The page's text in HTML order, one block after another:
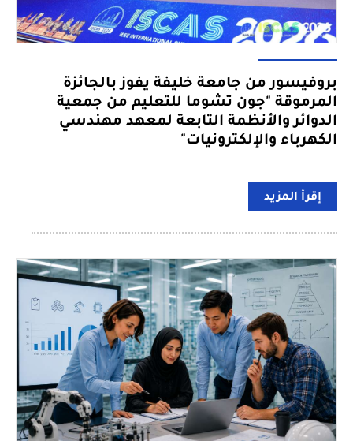
بروفيسور من جامعة خليفة يفوز بالجائزة
المرموقة "جون تشوما للتعليم من جمعية
الدوائر والأنظمة التابعة لمعهد مهندسي
الكهرباء والإلكترونيات"
إقرأ المزيد